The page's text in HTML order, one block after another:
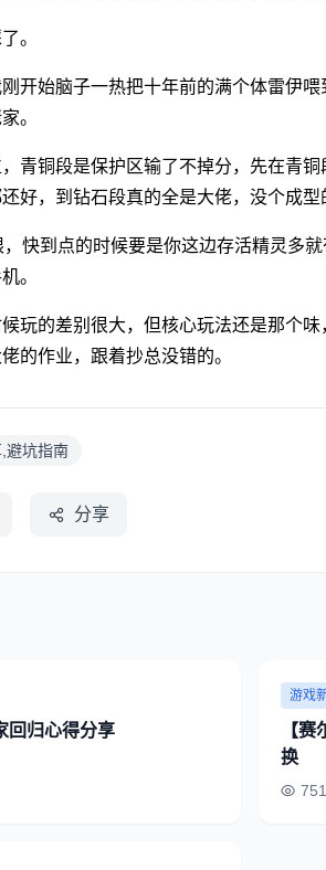
。
开始脑子一热把十年前的满个体雷伊
。
青铜段是保护区输了不掉分，先在青
好，到钻石段真的全是大佬，没个成型
快到点的时候要是你这边存活精灵多
。
玩的差别很大，但核心玩法还是那个
的作业，跟着抄总没错的。
避坑指南
分享
回归心得分享
游戏
【
换